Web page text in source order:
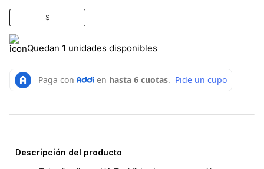
S
Quedan 1 unidades disponibles
Descripción del producto